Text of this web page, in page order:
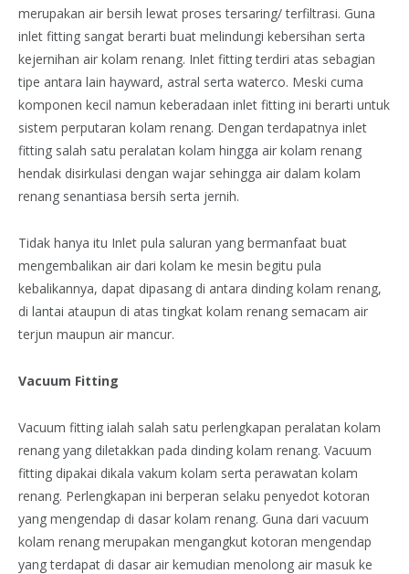
merupakan air bersih lewat proses tersaring/ terfiltrasi. Guna
inlet fitting sangat berarti buat melindungi kebersihan serta
kejernihan air kolam renang. Inlet fitting terdiri atas sebagian
tipe antara lain hayward, astral serta waterco. Meski cuma
komponen kecil namun keberadaan inlet fitting ini berarti untuk
sistem perputaran kolam renang. Dengan terdapatnya inlet
fitting salah satu peralatan kolam hingga air kolam renang
hendak disirkulasi dengan wajar sehingga air dalam kolam
renang senantiasa bersih serta jernih.
Tidak hanya itu Inlet pula saluran yang bermanfaat buat
mengembalikan air dari kolam ke mesin begitu pula
kebalikannya, dapat dipasang di antara dinding kolam renang,
di lantai ataupun di atas tingkat kolam renang semacam air
terjun maupun air mancur.
Vacuum Fitting
Vacuum fitting ialah salah satu perlengkapan peralatan kolam
renang yang diletakkan pada dinding kolam renang. Vacuum
fitting dipakai dikala vakum kolam serta perawatan kolam
renang. Perlengkapan ini berperan selaku penyedot kotoran
yang mengendap di dasar kolam renang. Guna dari vacuum
kolam renang merupakan mengangkut kotoran mengendap
yang terdapat di dasar air kemudian menolong air masuk ke